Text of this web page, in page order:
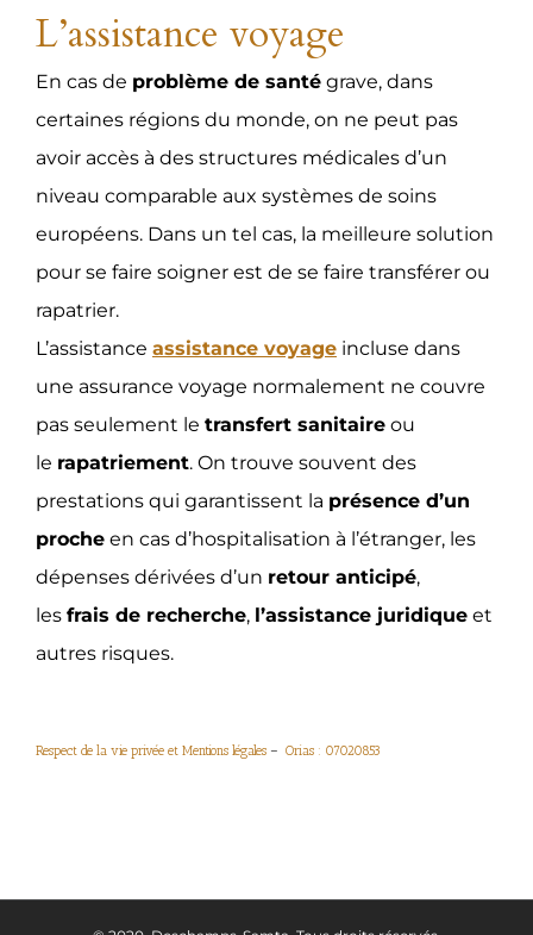
L’assistance voyage
En cas de problème de santé grave, dans
certaines régions du monde, on ne peut pas
avoir accès à des structures médicales d’un
niveau comparable aux systèmes de soins
européens. Dans un tel cas, la meilleure solution
pour se faire soigner est de se faire transférer ou
rapatrier.
L’assistance assistance voyage incluse dans
une assurance voyage normalement ne couvre
pas seulement le transfert sanitaire ou
le rapatriement. On trouve souvent des
prestations qui garantissent la présence d’un
proche en cas d’hospitalisation à l’étranger, les
dépenses dérivées d’un retour anticipé,
les frais de recherche, l’assistance juridique et
autres risques.
Respect de la vie privée et Mentions légales – Orias : 07020853